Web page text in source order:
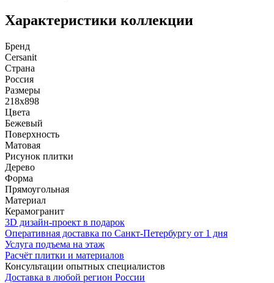
Характеристики коллекции
Бренд
Cersanit
Страна
Россия
Размеры
218x898
Цвета
Бежевый
Поверхность
Матовая
Рисунок плитки
Дерево
Форма
Прямоугольная
Материал
Керамогранит
3D дизайн-проект в подарок
Оперативная доставка по Санкт-Петербургу от 1 дня
Услуга подъема на этаж
Расчёт плитки и материалов
Консультации опытных специалистов
Доставка в любой регион России